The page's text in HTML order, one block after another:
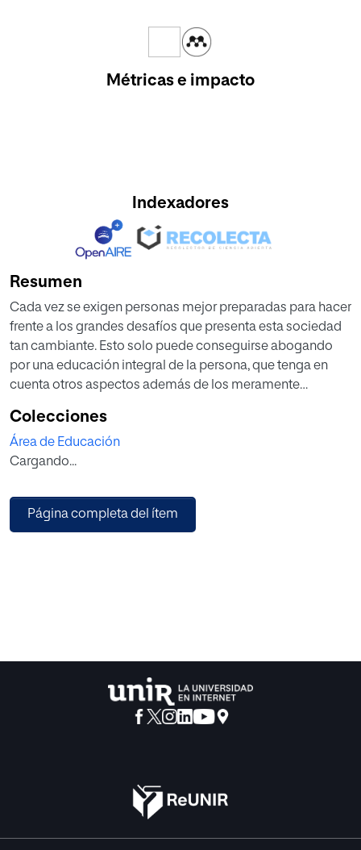
Métricas e impacto
Indexadores
Resumen
Cada vez se exigen personas mejor preparadas para hacer
frente a los grandes desafíos que presenta esta sociedad
tan cambiante. Esto solo puede conseguirse abogando
por una educación integral de la persona, que tenga en
cuenta otros aspectos además de los meramente
Considerando este marco, la presente propuesta de
intervención pretende complementar la formación de los
alumnos con un aspecto tan fundamental como es la
18 actividades dedicadas al control, expresión y
percepción emocional, control de la asertividad y
Colecciones
Área de Educación
Cargando...
Página completa del ítem